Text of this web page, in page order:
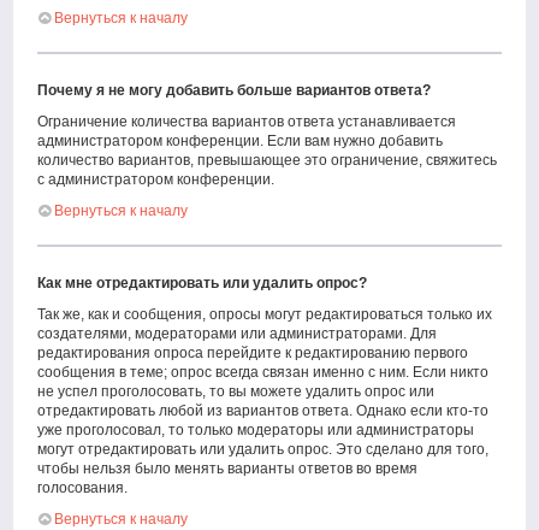
Вернуться к началу
Почему я не могу добавить больше вариантов ответа?
Ограничение количества вариантов ответа устанавливается
администратором конференции. Если вам нужно добавить
количество вариантов, превышающее это ограничение, свяжитесь
с администратором конференции.
Вернуться к началу
Как мне отредактировать или удалить опрос?
Так же, как и сообщения, опросы могут редактироваться только их
создателями, модераторами или администраторами. Для
редактирования опроса перейдите к редактированию первого
сообщения в теме; опрос всегда связан именно с ним. Если никто
не успел проголосовать, то вы можете удалить опрос или
отредактировать любой из вариантов ответа. Однако если кто-то
уже проголосовал, то только модераторы или администраторы
могут отредактировать или удалить опрос. Это сделано для того,
чтобы нельзя было менять варианты ответов во время
голосования.
Вернуться к началу